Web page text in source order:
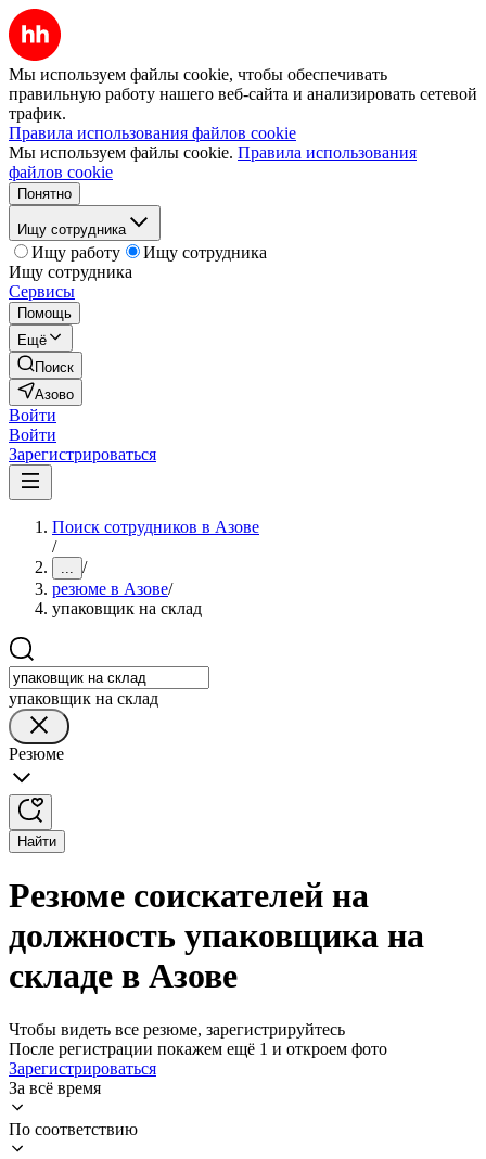
Мы используем файлы cookie, чтобы обеспечивать
правильную работу нашего веб-сайта и анализировать сетевой
трафик.
Правила использования файлов cookie
Мы используем файлы cookie. Правила использования
файлов cookie
Понятно
Ищу сотрудника
Ищу работу
Ищу сотрудника
Ищу сотрудника
Сервисы
Помощь
Ещё
Поиск
Азово
Войти
Войти
Зарегистрироваться
Поиск сотрудников в Азове
/
... /
резюме в Азове/
упаковщик на склад
упаковщик на склад
Резюме
Найти
Резюме соискателей на
должность упаковщика на
складе в Азове
Чтобы видеть все резюме, зарегистрируйтесь
После регистрации покажем ещё 1 и откроем фото
Зарегистрироваться
За всё время
По соответствию